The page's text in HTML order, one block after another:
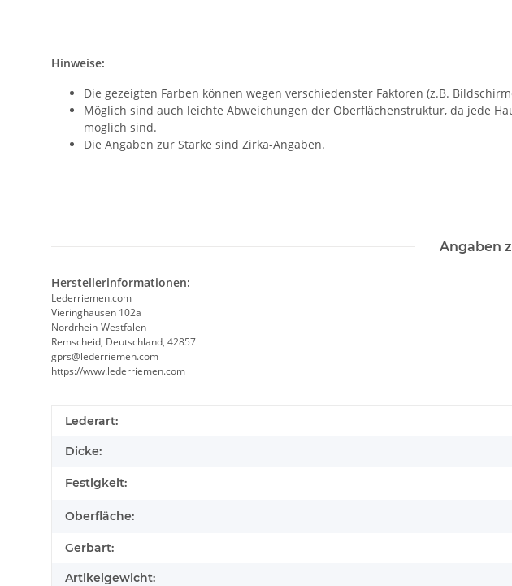
Hinweise:
Die gezeigten Farben können wegen verschiedenster Faktoren (z.B.
Möglich sind auch leichte Abweichungen der Oberflächenstruktur, da jede
möglich sind.
Die Angaben zur Stärke sind Zirka-Angaben.
Angaben
Herstellerinformationen:
Lederriemen.com
Vieringhausen 102a
Nordrhein-Westfalen
Remscheid, Deutschland, 42857
gprs@lederriemen.com
https://www.lederriemen.com
Produkteigenschaft
Wert
Lederart:
Dicke:
Festigkeit:
Oberfläche:
Gerbart:
Artikelgewicht: